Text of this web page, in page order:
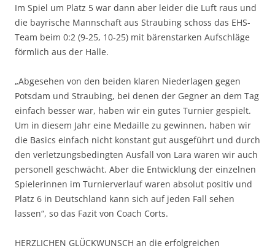
Im Spiel um Platz 5 war dann aber leider die Luft raus und
die bayrische Mannschaft aus Straubing schoss das EHS-
Team beim 0:2 (9-25, 10-25) mit bärenstarken Aufschläge
förmlich aus der Halle.
„Abgesehen von den beiden klaren Niederlagen gegen
Potsdam und Straubing, bei denen der Gegner an dem Tag
einfach besser war, haben wir ein gutes Turnier gespielt.
Um in diesem Jahr eine Medaille zu gewinnen, haben wir
die Basics einfach nicht konstant gut ausgeführt und durch
den verletzungsbedingten Ausfall von Lara waren wir auch
personell geschwächt. Aber die Entwicklung der einzelnen
Spielerinnen im Turnierverlauf waren absolut positiv und
Platz 6 in Deutschland kann sich auf jeden Fall sehen
lassen“, so das Fazit von Coach Corts.
HERZLICHEN GLÜCKWUNSCH an die erfolgreichen